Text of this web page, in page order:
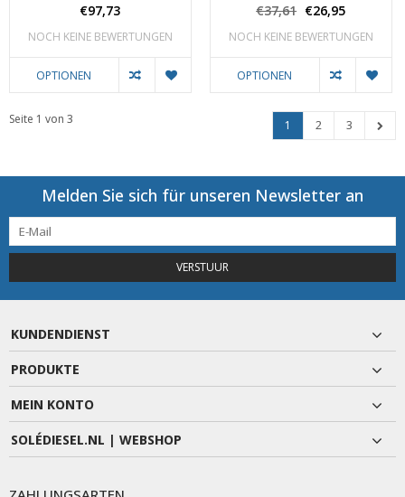
€97,73
NOCH KEINE BEWERTUNGEN
OPTIONEN
€37,61 €26,95
NOCH KEINE BEWERTUNGEN
OPTIONEN
Seite 1 von 3 1 2 3
Melden Sie sich für unseren Newsletter an
VERSTUUR
KUNDENDIENST
PRODUKTE
MEIN KONTO
SOLÉDIESEL.NL | WEBSHOP